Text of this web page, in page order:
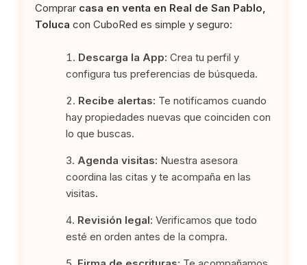
Comprar casa en venta en Real de San Pablo,
Toluca con CuboRed es simple y seguro:
Descarga la App: Crea tu perfil y
configura tus preferencias de búsqueda.
Recibe alertas: Te notificamos cuando
hay propiedades nuevas que coinciden con
lo que buscas.
Agenda visitas: Nuestra asesora
coordina las citas y te acompaña en las
visitas.
Revisión legal: Verificamos que todo
esté en orden antes de la compra.